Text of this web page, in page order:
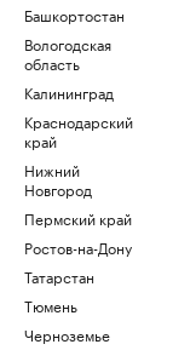
Башкортостан
Вологодская
область
Калининград
Краснодарский
край
Нижний
Новгород
Пермский край
Ростов-на-Дону
Татарстан
Тюмень
Черноземье